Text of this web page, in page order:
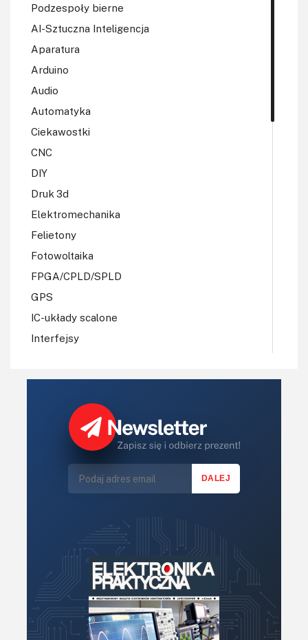
Podzespoły bierne
AI-Sztuczna Inteligencja
Aparatura
Arduino
Audio
Automatyka
Ciekawostki
CNC
DIY
Druk 3d
Elektromechanika
Felietony
Fotowoltaika
FPGA/CPLD/SPLD
GPS
IC-układy scalone
Interfejsy
Koła Naukowe
LED/LCD/OLED
Mechatronika
Optoelektronika
PCB/Montaż
Podstawy elektroniki